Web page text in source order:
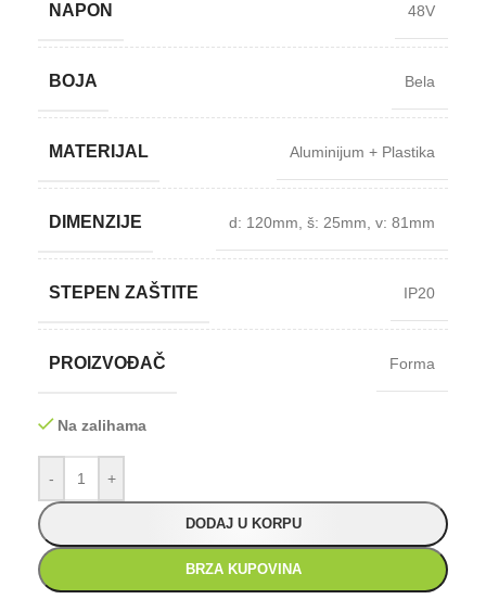
NAPON 48V
BOJA Bela
MATERIJAL Aluminijum + Plastika
DIMENZIJE d: 120mm š: 25mm v: 81mm
STEPEN ZAŠTITE IP20
PROIZVOĐAČ Forma
Na zalihama
- +
DODAJ U KORPU
BRZA KUPOVINA